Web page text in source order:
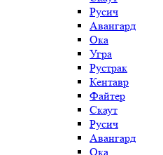
Русич
Авангард
Ока
Угра
Рустрак
Кентавр
Файтер
Скаут
Русич
Авангард
Ока